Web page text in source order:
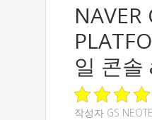
NAVER
일 콘솔
작성자 GS